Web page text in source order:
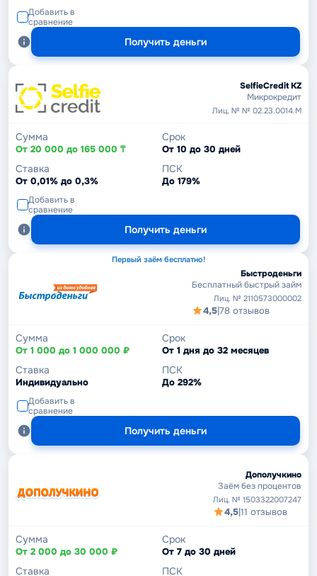
Добавить в
сравнение
Получить деньги
SelfieCredit KZ
Микрокредит
Лиц. № № 02.23.0014.М
Сумма
От 20 000 до 165 000 ₸
Срок
От 10 до 30 дней
Ставка
От 0,01% до 0,3%
ПСК
До 179%
Добавить в
сравнение
Получить деньги
Первый заём бесплатно!
Быстроденьги
Бесплатный быстрый займ
Лиц. № 2110573000002
4,5|78 отзывов
Сумма
От 1 000 до 1 000 000 ₽
Срок
От 1 дня до 32 месяцев
Ставка
Индивидуально
ПСК
До 292%
Добавить в
сравнение
Получить деньги
Дополучкино
Заём без процентов
Лиц. № 1503322007247
4,5|11 отзывов
Сумма
От 2 000 до 30 000 ₽
Срок
От 7 до 30 дней
Ставка ПСК